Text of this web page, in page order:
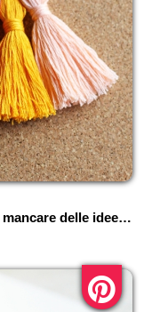
delle idee…